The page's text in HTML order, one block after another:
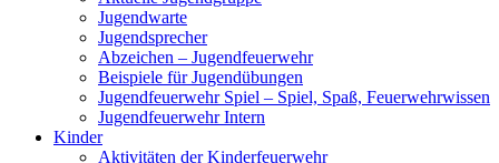
Jugendwarte
Jugendsprecher
Abzeichen – Jugendfeuerwehr
Beispiele für Jugendübungen
Jugendfeuerwehr Spiel – Spiel, Spaß, Feuerwehrwissen
Jugendfeuerwehr Intern
Kinder
Aktivitäten der Kinderfeuerwehr